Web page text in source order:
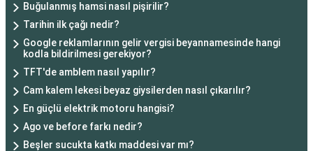
Buğulanmış hamsi nasıl pişirilir?
Tarihin ilk çağı nedir?
Google reklamlarının gelir vergisi beyannamesinde hangi
kodla bildirilmesi gerekiyor?
TFT'de amblem nasıl yapılır?
Cam kalem lekesi beyaz giysilerden nasıl çıkarılır?
En güçlü elektrik motoru hangisi?
Ago ve before farkı nedir?
Beşler sucukta katkı maddesi var mı?